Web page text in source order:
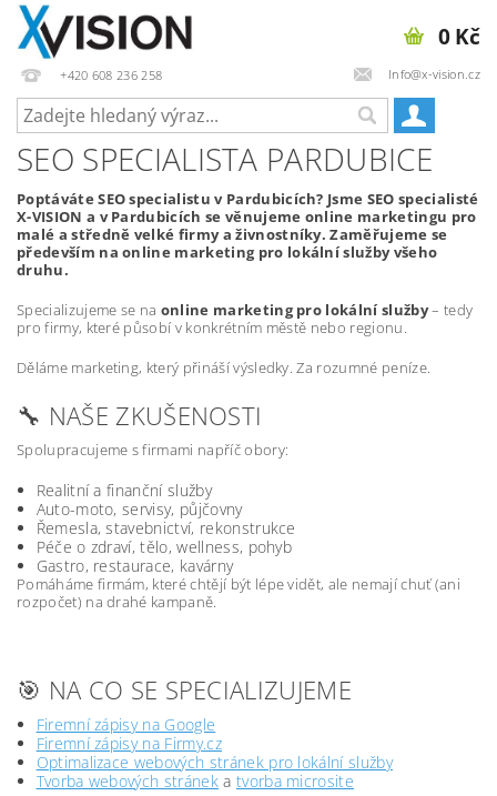
+420 608 236 258 Info@x-vision.cz
0 Kč
SEO SPECIALISTA PARDUBICE
Poptáváte SEO specialistu v Pardubicích? Jsme SEO specialisté
X-VISION a v Pardubicích se věnujeme online marketingu pro
malé a středně velké firmy a živnostníky. Zaměřujeme se
především na online marketing pro lokální služby všeho
druhu.
Specializujeme se na online marketing pro lokální služby– tedy
pro firmy, které působí v konkrétním městě nebo regionu.
Děláme marketing, který přináší výsledky. Za rozumné peníze.
🔧 NAŠE ZKUŠENOSTI
Spolupracujeme s firmami napříč obory:
Realitní a finanční služby
Auto-moto, servisy, půjčovny
Řemesla, stavebnictví, rekonstrukce
Péče o zdraví, tělo, wellness, pohyb
Gastro, restaurace, kavárny
Pomáháme firmám, které chtějí být lépe vidět, ale nemají chuť (ani
rozpočet) na drahé kampaně.
🎯 NA CO SE SPECIALIZUJEME
Firemní zápisy na Google
Firemní zápisy na Firmy.cz
Optimalizace webových stránek pro lokální služby
Tvorba webových stráneka tvorba microsite